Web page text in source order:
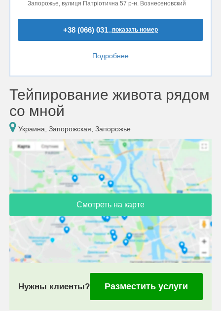
Запорожье, вулиця Патріотична 57 р-н. Вознесеновский
+38 (066) 031..показать номер
Подробнее
Тейпирование живота рядом
со мной
Украина, Запорожская, Запорожье
Смотреть на карте
Нужны клиенты? Разместить услуги